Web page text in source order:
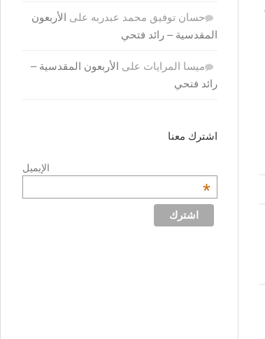
حسان توفيق محمد عبدربه على الأربعون
المقدسية – رائد فتحي
ميسا المرايات على الأربعون المقدسية –
رائد فتحي
اشترك معنا
الإيميل
*